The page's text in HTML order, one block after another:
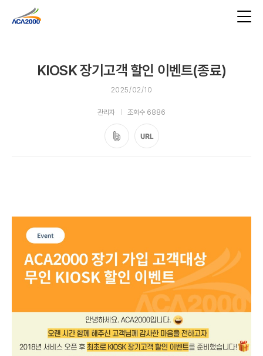
KIOSK 장기고객 할인 이벤트(종료)
2025/02/10
관리자 조회수 6886